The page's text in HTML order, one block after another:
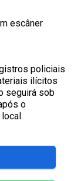
escâner
policiais
ilícitos
seguirá sob
o